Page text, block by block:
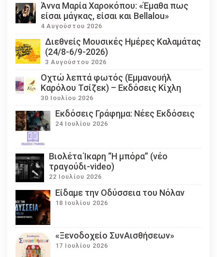
Άννα Μαρία Χαροκόπου: «Έμαθα πως
είσαι μάγκας, είσαι και Bellalou»
4 Αυγούστου 2026
Διεθνείς Μουσικές Ημέρες Καλαμάτας
(24/8-6/9-2026)
3 Αυγούστου 2026
Οχτώ λεπτά φωτός (Εμμανουήλ
Καρόλου Τσίζεκ) – Εκδόσεις Κίχλη
30 Ιουλίου 2026
Εκδόσεις Γράφημα: Νέες Εκδόσεις
24 Ιουλίου 2026
Βιολέτα Ίκαρη “Η μπόρα” (νέο
τραγούδι-video)
22 Ιουλίου 2026
Eίδαμε την Οδύσσεια του Νόλαν
18 Ιουλίου 2026
«Ξενοδοχείο ΣυνΑισθήσεων»
17 Ιουλίου 2026